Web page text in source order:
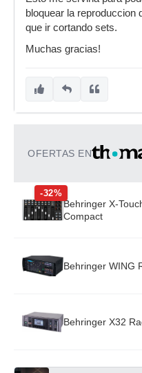
bloquear la reproduccion
que ir cortando sets.
Muchas gracias!
OFERTAS EN
-32%
Behringer X-
Compact
Behringer WING
Behringer X32